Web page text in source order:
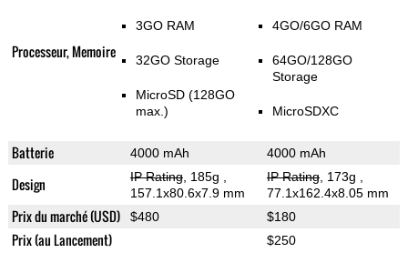
Processeur, Memoire
3GO RAM
32GO Storage
MicroSD (128GO
max.)
4GO/6GO RAM
64GO/128GO
Storage
MicroSDXC
Batterie 4000 mAh 4000 mAh
Design IP Rating, 185g
157.1x80.6x7.9 mm
IP Rating, 173g
77.1x162.4x8.05 mm
Prix du marché (USD) $480 $180
Prix (au Lancement) $250